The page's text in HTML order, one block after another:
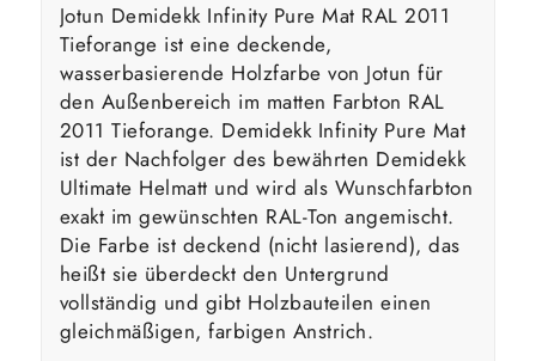
Jotun Demidekk Infinity Pure Mat RAL 2011
Tieforange ist eine deckende,
wasserbasierende Holzfarbe von Jotun für
den Außenbereich im matten Farbton RAL
2011 Tieforange. Demidekk Infinity Pure Mat
ist der Nachfolger des bewährten Demidekk
Ultimate Helmatt und wird als Wunschfarbton
exakt im gewünschten RAL-Ton angemischt.
Die Farbe ist deckend (nicht lasierend), das
heißt sie überdeckt den Untergrund
vollständig und gibt Holzbauteilen einen
gleichmäßigen, farbigen Anstrich.